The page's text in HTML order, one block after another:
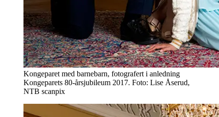
Kongeparet med barnebarn, fotografert i anledning
Kongeparets 80-årsjubileum 2017. Foto: Lise Åserud,
NTB scanpix